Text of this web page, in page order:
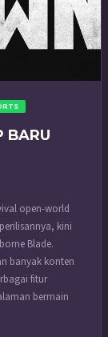
BARU
open-world
kini
Blade.
banyak konten
fitur
bermain